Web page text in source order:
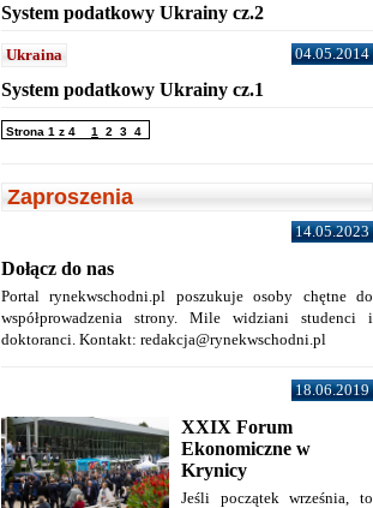
System podatkowy Ukrainy cz.2
Ukraina 04.05.2014
System podatkowy Ukrainy cz.1
Strona 1 z 4 1 2 3 4
Zaproszenia
14.05.2023
Dołącz do nas
Portal rynekwschodni.pl poszukuje osoby chętne do
współprowadzenia strony. Mile widziani studenci i
doktoranci. Kontakt: redakcja@rynekwschodni.pl
18.06.2019
XXIX Forum
Ekonomiczne w
Krynicy
Jeśli początek września, to